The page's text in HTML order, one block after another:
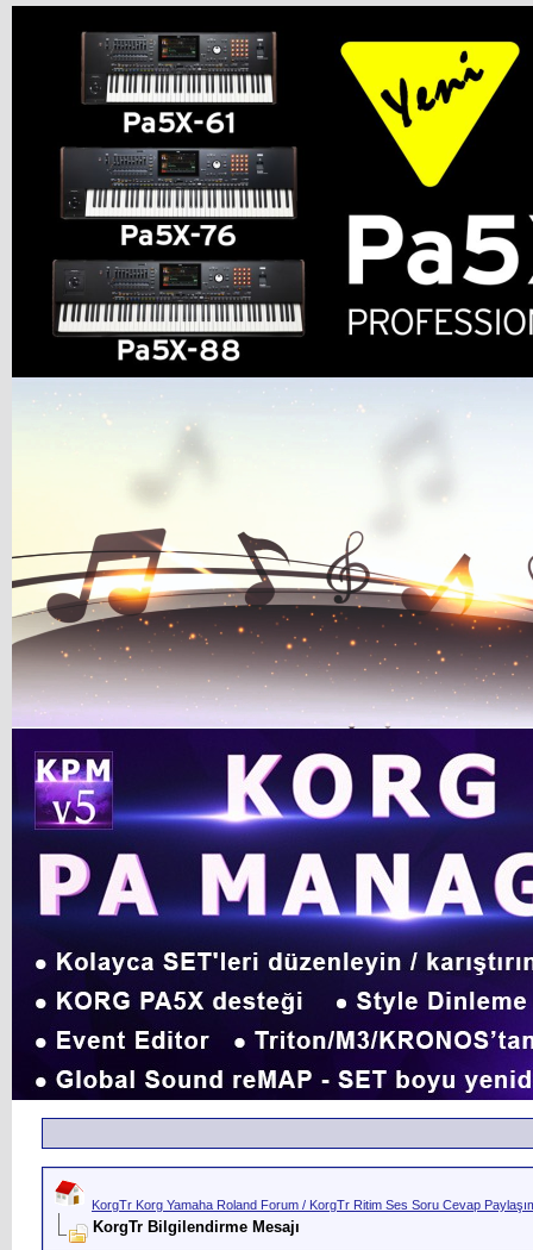
KorgTr Korg Yamaha Roland Forum / KorgTr Ritim Ses Soru Cevap
KorgTr Bilgilendirme Mesajı